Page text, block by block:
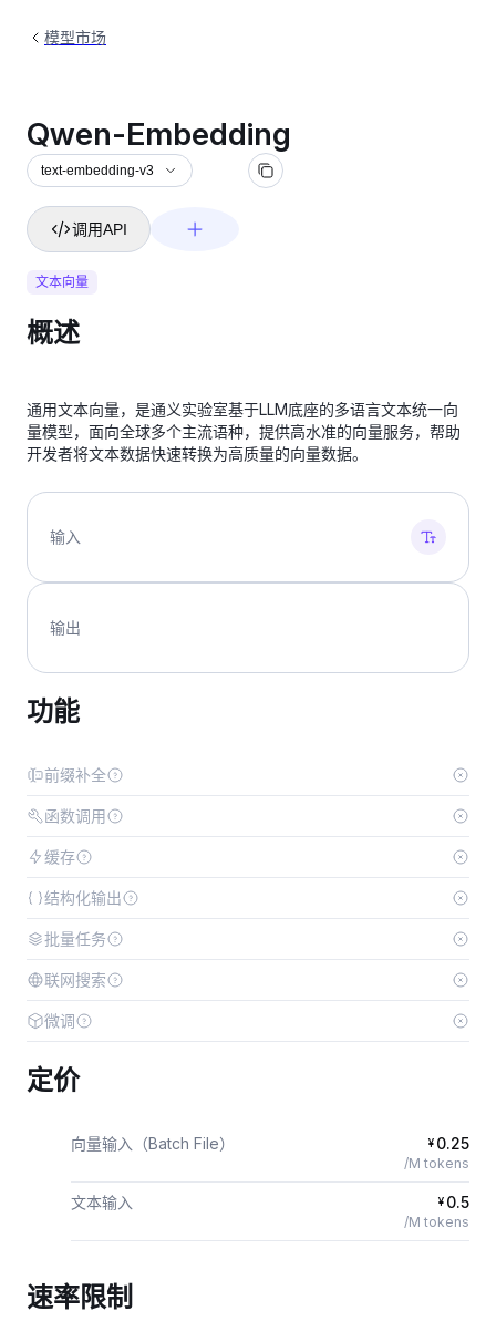
模型市场
Qwen-Embedding
text-embedding-v3
调用API
文本向量
概述
通用文本向量，是通义实验室基于LLM底座的多语言文本统一向
量模型，面向全球多个主流语种，提供高水准的向量服务，帮助
开发者将文本数据快速转换为高质量的向量数据。
输入
输出
功能
前缀补全
函数调用
缓存
结构化输出
批量任务
联网搜索
微调
定价
向量输入（Batch File） ¥ 0.25
/M tokens
文本输入 ¥ 0.5
/M tokens
速率限制